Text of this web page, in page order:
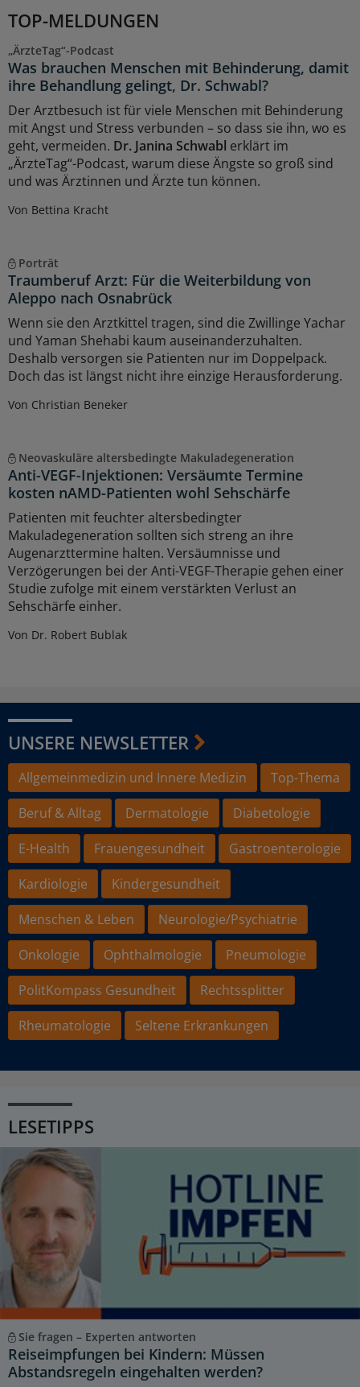
TOP-MELDUNGEN
„ÄrzteTag“-Podcast
Was brauchen Menschen mit Behinderung, damit
ihre Behandlung gelingt, Dr. Schwabl?
Der Arztbesuch ist für viele Menschen mit Behinderung
mit Angst und Stress verbunden – so dass sie ihn, wo es
geht, vermeiden. Dr. Janina Schwabl erklärt im
„ÄrzteTag“-Podcast, warum diese Ängste so groß sind
und was Ärztinnen und Ärzte tun können.
Von Bettina Kracht
Porträt
Traumberuf Arzt: Für die Weiterbildung von
Aleppo nach Osnabrück
Wenn sie den Arztkittel tragen, sind die Zwillinge Yachar
und Yaman Shehabi kaum auseinanderzuhalten.
Deshalb versorgen sie Patienten nur im Doppelpack.
Doch das ist längst nicht ihre einzige Herausforderung.
Von Christian Beneker
Neovaskuläre altersbedingte Makuladegeneration
Anti-VEGF-Injektionen: Versäumte Termine
kosten nAMD-Patienten wohl Sehschärfe
Patienten mit feuchter altersbedingter
Makuladegeneration sollten sich streng an ihre
Augenarzttermine halten. Versäumnisse und
Verzögerungen bei der Anti-VEGF-Therapie gehen einer
Studie zufolge mit einem verstärkten Verlust an
Sehschärfe einher.
Von Dr. Robert Bublak
UNSERE NEWSLETTER
Allgemeinmedizin und Innere Medizin
Top-Thema
Beruf & Alltag
Dermatologie
Diabetologie
E-Health
Frauengesundheit
Gastroenterologie
Kardiologie
Kindergesundheit
Menschen & Leben
Neurologie/Psychiatrie
Onkologie
Ophthalmologie
Pneumologie
PolitKompass Gesundheit
Rechtssplitter
Rheumatologie
Seltene Erkrankungen
LESETIPPS
Sie fragen – Experten antworten
Reiseimpfungen bei Kindern: Müssen
Abstandsregeln eingehalten werden?